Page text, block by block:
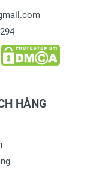
HÀNG